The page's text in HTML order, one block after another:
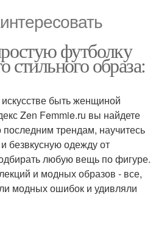
футболку
стильного образа:
быть женщиной
Zen Femmie.ru вы найдете
трендам, научитесь
безвкусную одежду от
любую вещь по фигуре.
и модных образов - все,
модных ошибок и удивляли